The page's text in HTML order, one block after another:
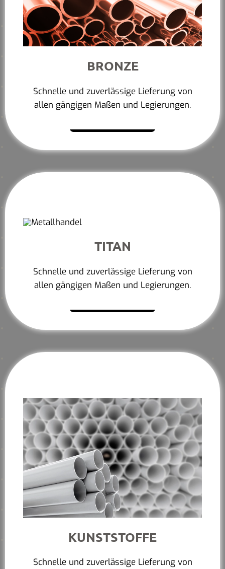
BRONZE
Schnelle und zuverlässige Lieferung von
allen gängigen Maßen und Legierungen.
TITAN
Schnelle und zuverlässige Lieferung von
allen gängigen Maßen und Legierungen.
KUNSTSTOFFE
Schnelle und zuverlässige Lieferung von